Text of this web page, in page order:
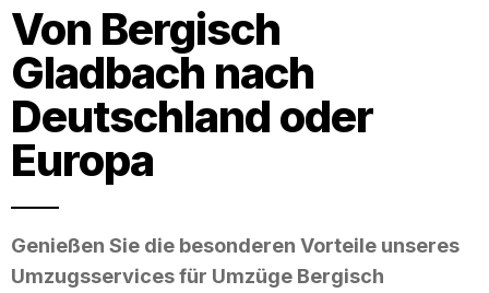
Von Bergisch
Gladbach nach
Deutschland oder
Europa
Genießen Sie die besonderen Vorteile unseres
Umzugsservices für Umzüge Bergisch